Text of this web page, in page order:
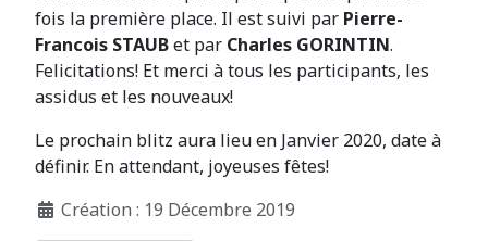
fois la première place. Il est suivi par Pierre-
Francois STAUBet par Charles GORINTIN.
Felicitations! Et merci à tous les participants, les
assidus et les nouveaux!
Le prochain blitz aura lieu en Janvier 2020, date à
définir. En attendant, joyeuses fêtes!
Création : 19 Décembre 2019